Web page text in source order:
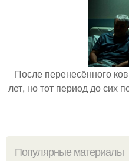
После перенесённого
лет, но тот период до сих
Популярные материалы